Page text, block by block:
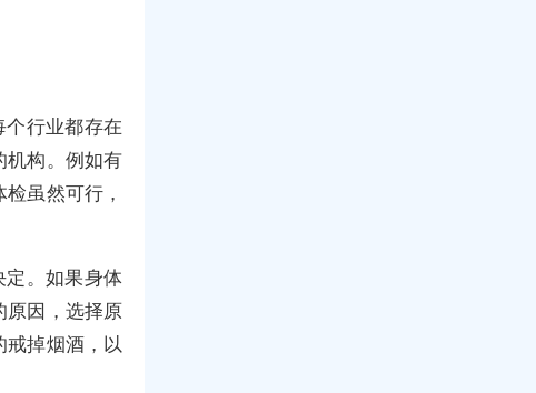
行业都存在
机构。例如有
虽然可行，
定。如果身体
原因，选择原
戒掉烟酒，以